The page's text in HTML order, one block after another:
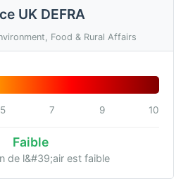
UK DEFRA
Food & Rural Affairs
5 7 9 10
Faible
de l&#39;air est faible